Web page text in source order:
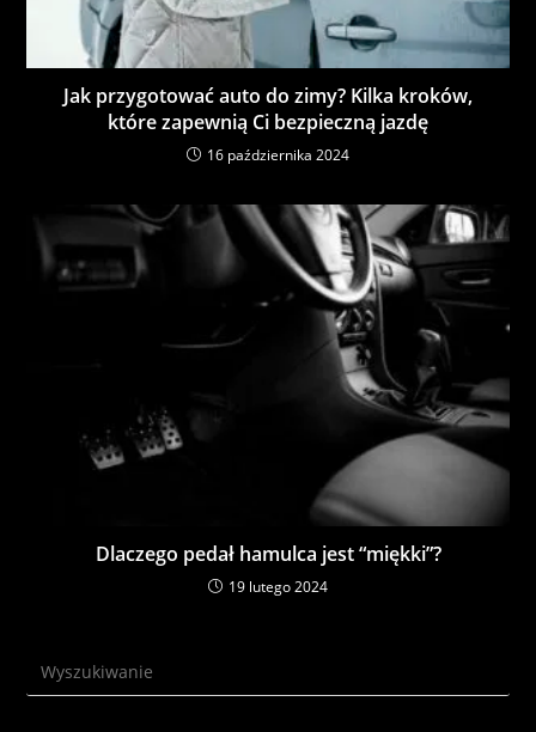
Jak przygotować auto do zimy? Kilka kroków,
które zapewnią Ci bezpieczną jazdę
16 października 2024
Dlaczego pedał hamulca jest “miękki”?
19 lutego 2024